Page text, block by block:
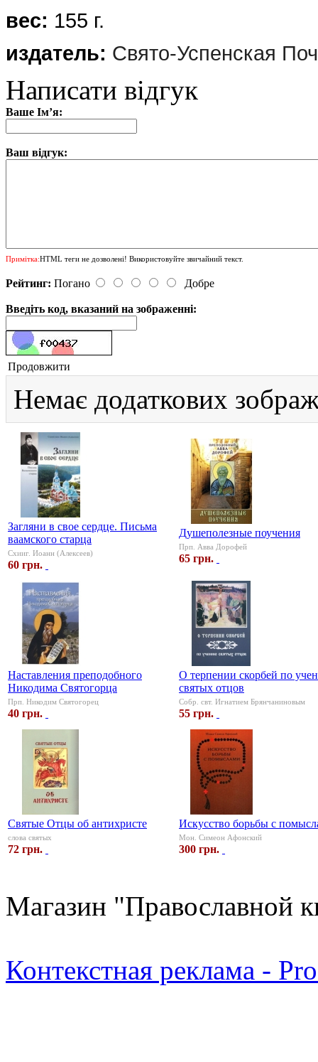
вес: 155 г.
издатель: Свято-Успенская
Написати відгук
Ваше Ім’я:
Ваш відгук:
Примітка:HTML теги не дозволені! Використовуйте звичайний текст.
Рейтинг: Погано Добре
Введіть код, вказаний на зображенні:
Продовжити
Немає додаткових
Загляни в свое сердце. Письма
ваамского старца
Схииг. Иоанн (Алексеев)
60 грн.
Душеполезные поучения
Прп. Авва Дорофей
65 грн.
Наставления преподобного
Никодима Святогорца
Прп. Никодим Святогорец
40 грн.
О терпении скорбей по
святых отцов
Собр. свт. Игнатием Брянчаниновым
55 грн.
Святые Отцы об антихристе
слова святых
72 грн.
Искусство борьбы с
Мон. Симеон Афонский
300 грн.
Магазин "Православной
Контекстная реклама -